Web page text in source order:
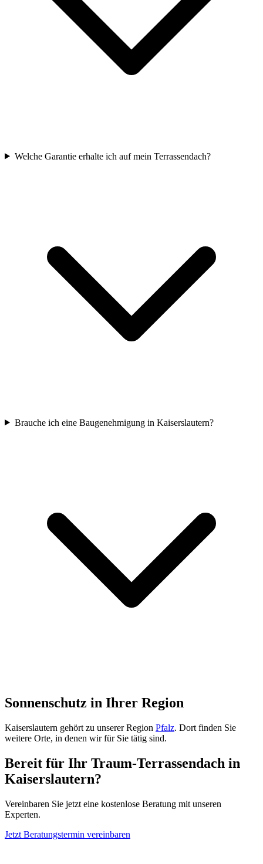
Welche Garantie erhalte ich auf mein Terrassendach?
Brauche ich eine Baugenehmigung in Kaiserslautern?
Sonnenschutz in Ihrer Region
Kaiserslautern gehört zu unserer Region Pfalz. Dort finden Sie
weitere Orte, in denen wir für Sie tätig sind.
Bereit für Ihr Traum-Terrassendach in
Kaiserslautern?
Vereinbaren Sie jetzt eine kostenlose Beratung mit unseren
Experten.
Jetzt Beratungstermin vereinbaren